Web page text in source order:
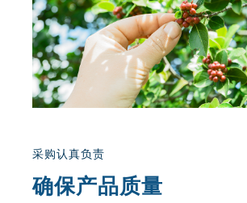
采购认真负责
确保产品质量